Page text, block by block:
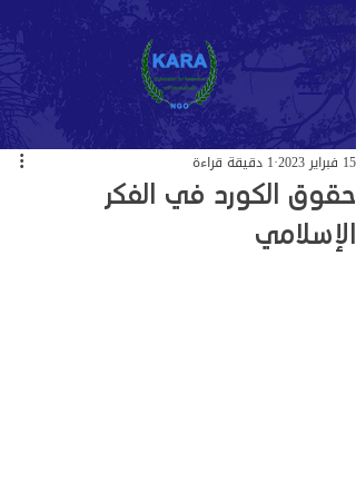
حقوق الكورد في الفكر
الإسلامي
15 فبراير 2023 1 دقيقة قراءة